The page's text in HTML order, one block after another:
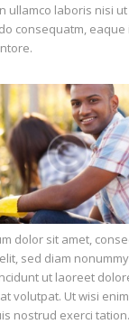
ullamco laboris nisi
consequatm,
dolor sit amet,
sed diam
ut laoreet
volutpat. Ut wisi
nostrud exerci tation.